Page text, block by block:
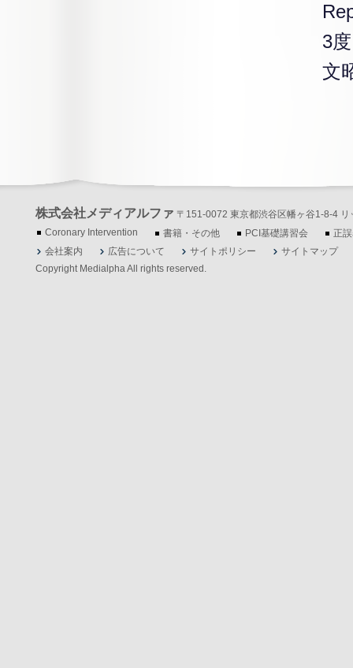
3
文
株式会社メディアルファ 〒151-0072 東京都渋谷区幡ヶ谷1-8-4
Coronary Intervention
書籍・その他 PCI基礎講習会
正
会社案内
広告について サイトポリシー
サイトマップ
Copyright Medialpha All rights reserved.